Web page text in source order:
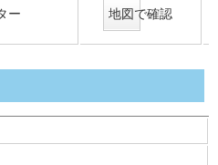
ー 地図で確認